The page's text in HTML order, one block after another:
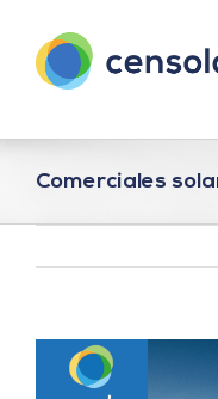
contenido
Comerciales
imagen